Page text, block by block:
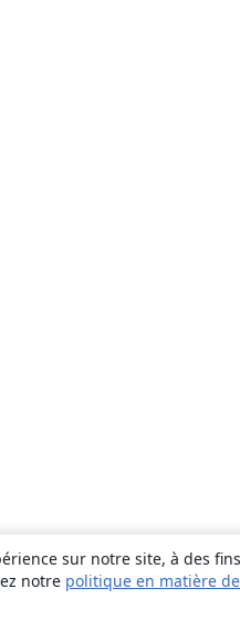
sur notre site, à des
notre politique en matière